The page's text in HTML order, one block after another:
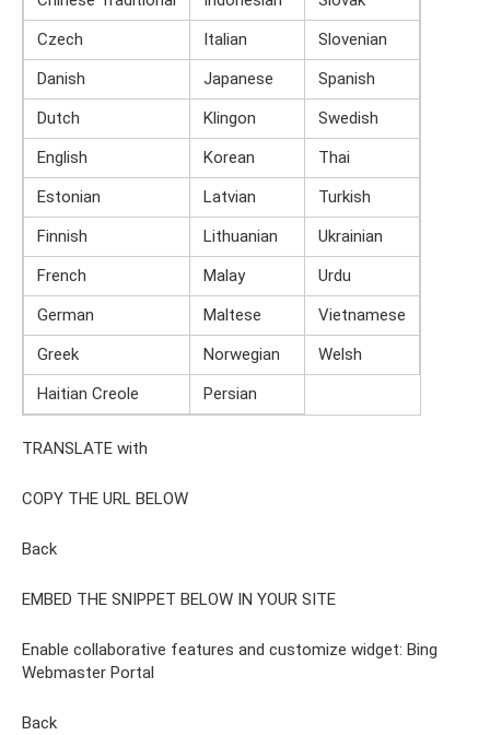
Czech
Italian
Slovenian
Danish
Japanese
Spanish
Dutch
Klingon
Swedish
English
Korean
Thai
Estonian
Latvian
Turkish
Finnish
Lithuanian
Ukrainian
French
Malay
Urdu
German
Maltese
Vietnamese
Greek
Norwegian
Welsh
Haitian Creole
Persian
TRANSLATE with
COPY THE URL BELOW
Back
EMBED THE SNIPPET BELOW IN YOUR SITE
Enable collaborative features and customize widget: Bing
Webmaster Portal
Back